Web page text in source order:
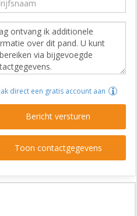
direct een gratis account aan
Bericht versturen
Toon contactgegevens